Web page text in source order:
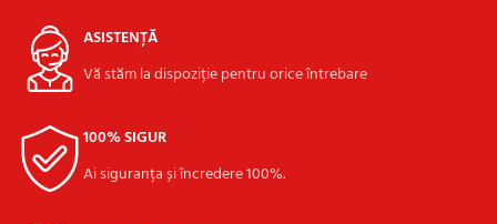
ASISTENȚĂ
Vă stăm la dispoziție pentru orice întrebare
100% SIGUR
Ai siguranța și încredere 100%.